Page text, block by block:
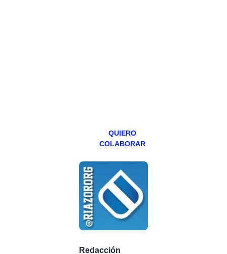
QUIERO
COLABORAR
Redacción